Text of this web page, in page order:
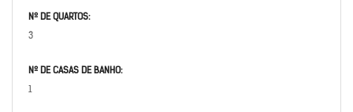
Nº DE QUARTOS:
3
Nº DE CASAS DE BANHO:
1